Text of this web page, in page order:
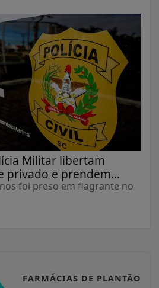
Militar libertam
privado e prendem...
foi preso em flagrante no
FARMÁCIAS DE PLANTÃO